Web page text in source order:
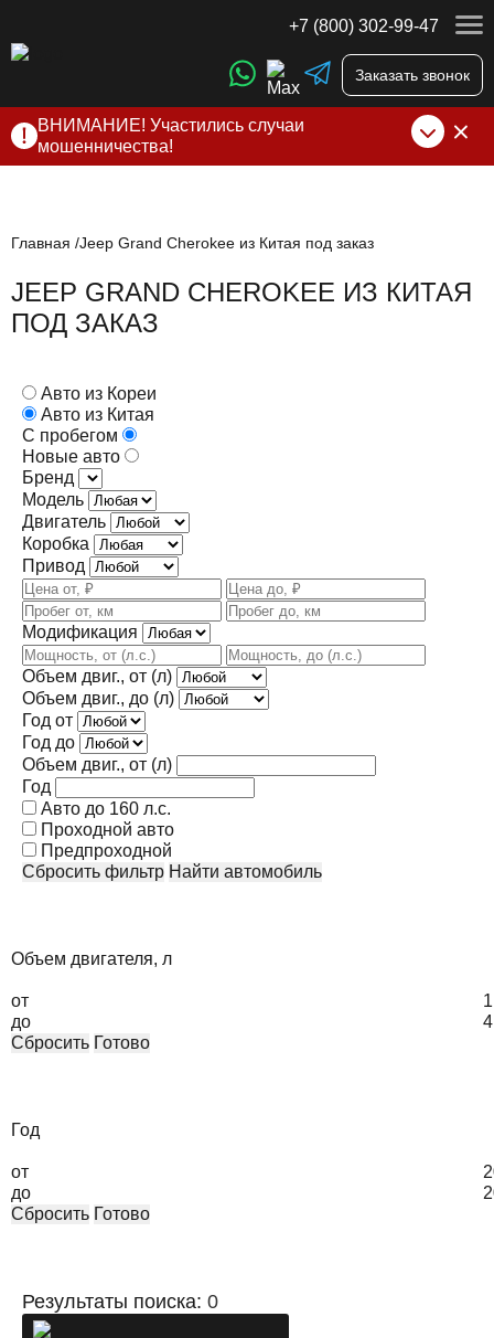
+7 (800) 302-99-47
Заказать звонок
ВНИМАНИЕ! Участились случаи
мошенничества!
нами по официальнымконтактам, указанным в соц сетях
Главная Jeep Grand Cherokee из Китая под заказ
JEEP GRAND CHEROKEE ИЗ КИТАЯ
ПОД ЗАКАЗ
Авто из Кореи
Авто из Китая
С пробегом
Новые авто
Бренд
Модель
Двигатель
Коробка
Привод
Модификация
Объем двиг., от (л)
Объем двиг., до (л)
Год от
Год до
Объем двиг., от (л)
Год
Авто до 160 л.с.
Проходной авто
Предпроходной
Сбросить фильтр
Найти автомобиль
Объем двигателя, л
от
до
Сбросить Готово
Год
от
до
Сбросить Готово
Результаты поиска: 0